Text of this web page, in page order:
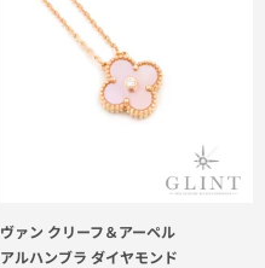
ヴァン クリーフ＆アーペル
アルハンブラ ダイヤモンド